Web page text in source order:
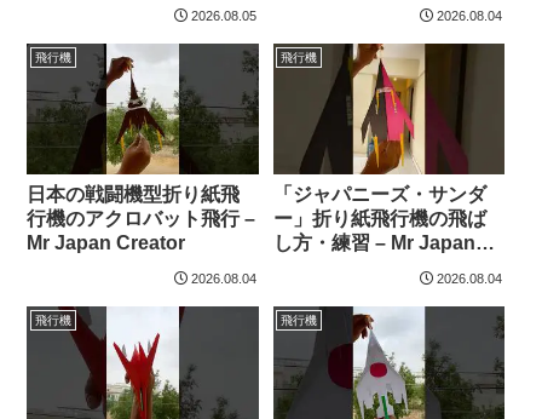
2026.08.05 2026.08.04
飛行機
日本の戦闘機型折り紙飛
行機のアクロバット飛行 –
Mr Japan Creator
2026.08.04
飛行機
「ジャパニーズ・サンダ
ー」折り紙飛行機の飛ば
し方・練習 – Mr Japan
2026.08.04
飛行機 飛行機